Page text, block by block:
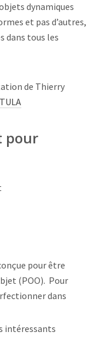
dynamiques
et pas d’autres,
dans tous les
de Thierry
pour
pour être
(POO). Pour
dans
intéressants